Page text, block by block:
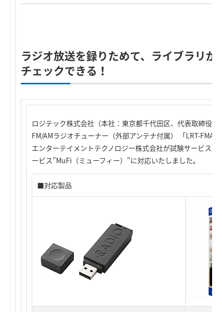
ラジオ放送を録りためて、ライブラリ
チェックできる！
ロジテック株式会社（本社：東京都千代田区、代表取締役
FM/AMラジオチューナー（外部アンテナ付属） 「LRT-
エンターテイメントテクノロジー株式会社が試験サービス
ービス”MuFi（ミューフィー）”に対応いたしました。
■対応製品